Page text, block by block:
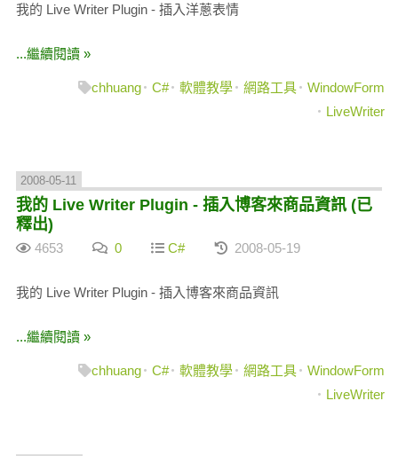
我的 Live Writer Plugin - 插入洋蔥表情
...繼續閱讀 »
chhuang C# 軟體教學 網路工具
WindowForm
LiveWriter
2008-05-11
我的 Live Writer Plugin - 插入博客來商品資訊 (已
釋出)
4653 0 C# 2008-05-19
我的 Live Writer Plugin - 插入博客來商品資訊
...繼續閱讀 »
chhuang C# 軟體教學 網路工具
WindowForm
LiveWriter